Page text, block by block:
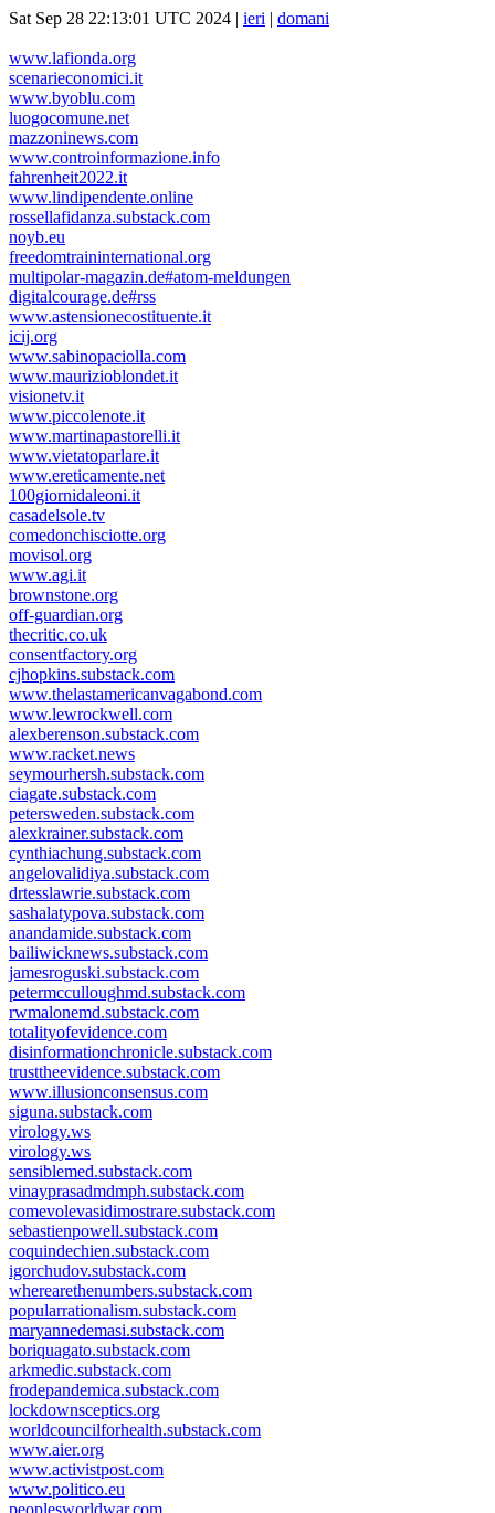
Sat Sep 28 22:13:01 UTC 2024 | ieri | domani
www.lafionda.org
scenarieconomici.it
www.byoblu.com
luogocomune.net
mazzoninews.com
www.controinformazione.info
fahrenheit2022.it
www.lindipendente.online
rossellafidanza.substack.com
noyb.eu
freedomtraininternational.org
multipolar-magazin.de#atom-meldungen
digitalcourage.de#rss
www.astensionecostituente.it
icij.org
www.sabinopaciolla.com
www.maurizioblondet.it
visionetv.it
www.piccolenote.it
www.martinapastorelli.it
www.vietatoparlare.it
www.ereticamente.net
100giornidaleoni.it
casadelsole.tv
comedonchisciotte.org
movisol.org
www.agi.it
brownstone.org
off-guardian.org
thecritic.co.uk
consentfactory.org
cjhopkins.substack.com
www.thelastamericanvagabond.com
www.lewrockwell.com
alexberenson.substack.com
www.racket.news
seymourhersh.substack.com
ciagate.substack.com
petersweden.substack.com
alexkrainer.substack.com
cynthiachung.substack.com
angelovalidiya.substack.com
drtesslawrie.substack.com
sashalatypova.substack.com
anandamide.substack.com
bailiwicknews.substack.com
jamesroguski.substack.com
petermcculloughmd.substack.com
rwmalonemd.substack.com
totalityofevidence.com
disinformationchronicle.substack.com
trusttheevidence.substack.com
www.illusionconsensus.com
siguna.substack.com
virology.ws
virology.ws
sensiblemed.substack.com
vinayprasadmdmph.substack.com
comevolevasidimostrare.substack.com
sebastienpowell.substack.com
coquindechien.substack.com
igorchudov.substack.com
wherearethenumbers.substack.com
popularrationalism.substack.com
maryannedemasi.substack.com
boriquagato.substack.com
arkmedic.substack.com
frodepandemica.substack.com
lockdownsceptics.org
worldcouncilforhealth.substack.com
www.aier.org
www.activistpost.com
www.politico.eu
peoplesworldwar.com